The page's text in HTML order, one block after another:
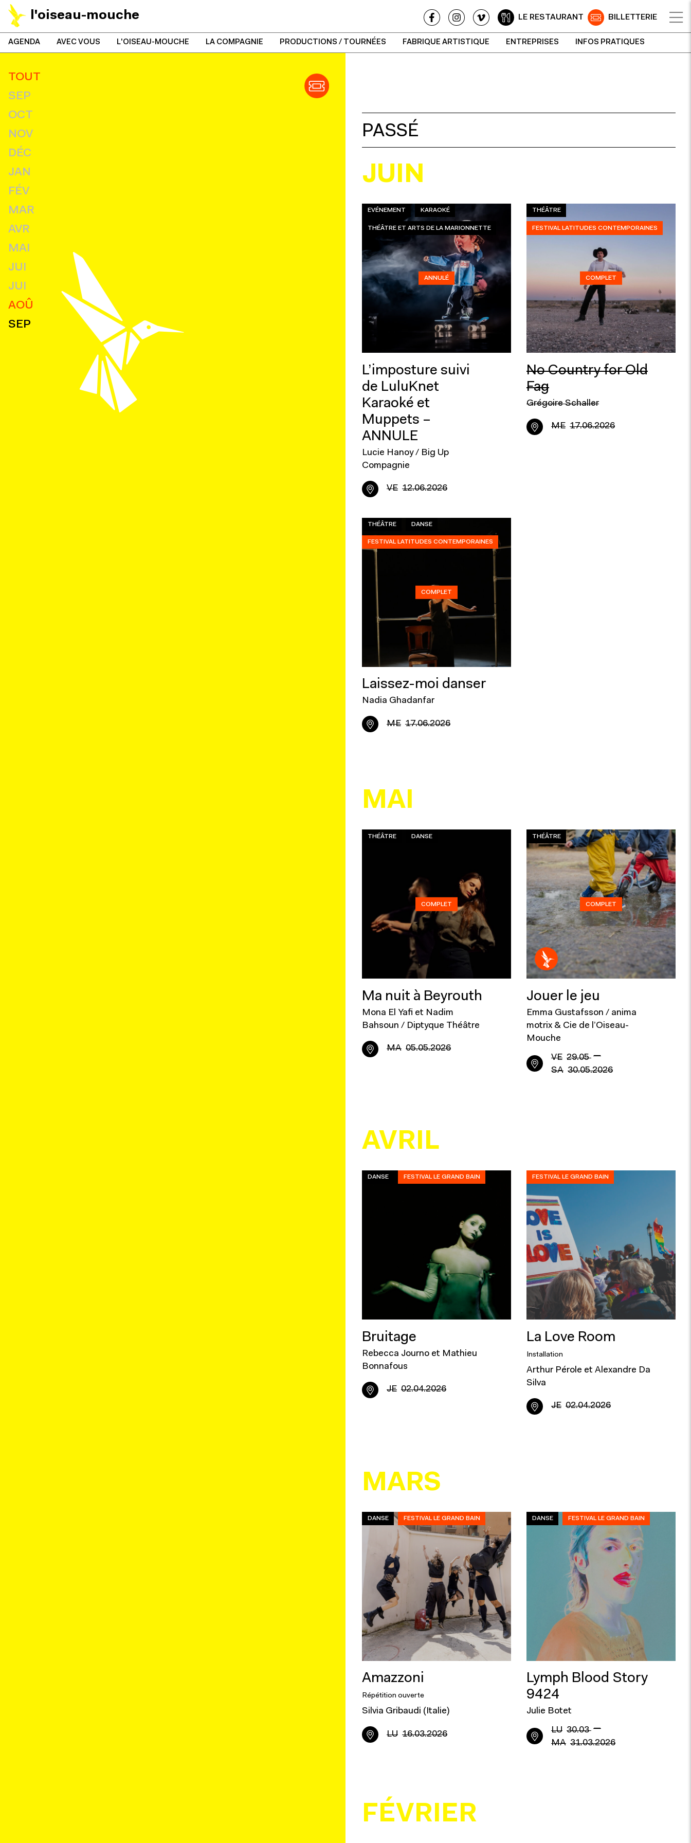
l'oiseau-mouche LE RESTAURANT BILLETTERIE
AGENDA AVEC VOUS L'OISEAU-MOUCHE LA COMPAGNIE PRODUCTIONS / TOURNÉES FABRIQUE ARTISTIQUE ENTREPRISES INFOS PRATIQUES
TOUT
SEP
OCT
NOV
DÉC
JAN
FÉV
MAR
AVR
MAI
JUI
JUI
AOÛ
SEP
PASSÉ
JUIN
ANNULÉ
EVÉNEMENT KARAOKÉ
THÉÂTRE ET ARTS DE LA MARIONNETTE
L’imposture suivi
de LuluKnet
Karaoké et
Muppets –
ANNULE
Lucie Hanoy / Big Up
Compagnie
VE 12.06.2026
COMPLET
THÉÂTRE
FESTIVAL LATITUDES CONTEMPORAINES
No Country for Old
Fag
Grégoire Schaller
ME 17.06.2026
COMPLET
THÉÂTRE DANSE
FESTIVAL LATITUDES CONTEMPORAINES
Laissez-moi danser
Nadia Ghadanfar
ME 17.06.2026
MAI
COMPLET
THÉÂTRE DANSE
Ma nuit à Beyrouth
Mona El Yafi et Nadim
Bahsoun / Diptyque Théâtre
MA 05.05.2026
COMPLET
THÉÂTRE
Jouer le jeu
Emma Gustafsson / anima
motrix & Cie de l’Oiseau-
Mouche
VE 29.05 —
SA 30.05.2026
AVRIL
DANSE FESTIVAL LE GRAND BAIN
Bruitage
Rebecca Journo et Mathieu
Bonnafous
JE 02.04.2026
FESTIVAL LE GRAND BAIN
La Love Room
Installation
Arthur Pérole et Alexandre Da
Silva
JE 02.04.2026
MARS
DANSE FESTIVAL LE GRAND BAIN
Amazzoni
Répétition ouverte
Silvia Gribaudi (Italie)
LU 16.03.2026
DANSE FESTIVAL LE GRAND BAIN
Lymph Blood Story
9424
Julie Botet
LU 30.03 —
MA 31.03.2026
FÉVRIER